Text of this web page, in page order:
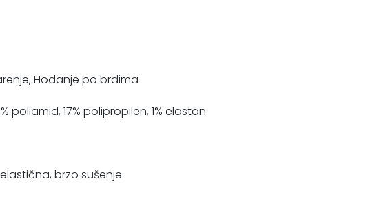
Hodanje po brdima
poliamid, 17% polipropilen, 1% elastan
brzo sušenje